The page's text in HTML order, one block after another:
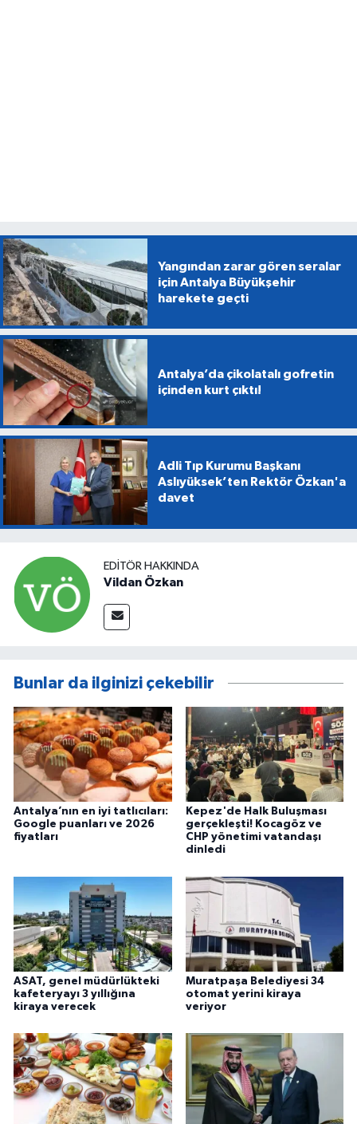
Yangından zarar gören seralar
için Antalya Büyükşehir
harekete geçti
Antalya’da çikolatalı gofretin
içinden kurt çıktı!
Adli Tıp Kurumu Başkanı
Aslıyüksek’ten Rektör Özkan'a
davet
EDITÖR HAKKINDA
Vildan Özkan
Bunlar da ilginizi çekebilir
Antalya’nın en iyi tatlıcıları:
Google puanları ve 2026
fiyatları
Kepez'de Halk Buluşması
gerçekleşti! Kocagöz ve
CHP yönetimi vatandaşı
dinledi
ASAT, genel müdürlükteki
kafeteryayı 3 yıllığına
kiraya verecek
Muratpaşa Belediyesi 34
otomat yerini kiraya
veriyor